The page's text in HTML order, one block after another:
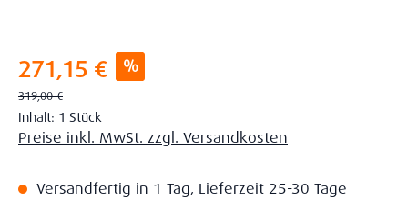
Verkaufspreis:
271,15 € %
Regulärer Preis:
319,00 €
Inhalt: 1 Stück
Preise inkl. MwSt. zzgl. Versandkosten
Versandfertig in 1 Tag, Lieferzeit 25-30 Tage